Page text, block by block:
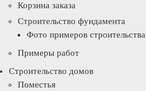
Корзина заказа
Строительство фундамента
Фото примеров строительства
Примеры работ
Строительство домов
Поместья